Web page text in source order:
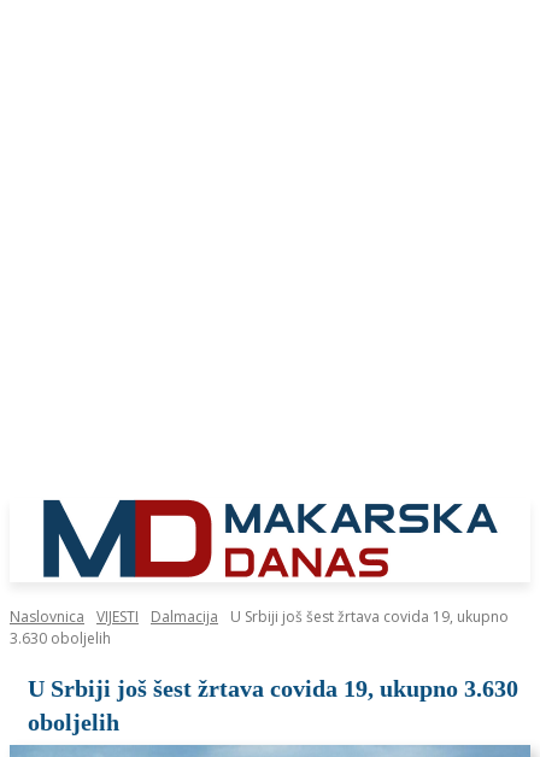
Naslovnica VIJESTI Dalmacija
U Srbiji još šest žrtava covida 19, ukupno
3.630 oboljelih
U Srbiji još šest žrtava covida 19, ukupno 3.630
oboljelih